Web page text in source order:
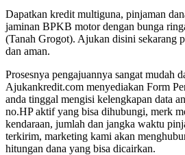
Dapatkan kredit multiguna, pinjaman
jaminan BPKB motor dengan bunga
(Tanah Grogot). Ajukan disini sekarang
dan aman.
Prosesnya pengajuannya sangat mudah
Ajukankredit.com menyediakan Form
anda tinggal mengisi kelengkapan data
no.HP aktif yang bisa dihubungi, merk
kendaraan, jumlah dan jangka waktu
terkirim, marketing kami akan
hitungan dana yang bisa dicairkan.